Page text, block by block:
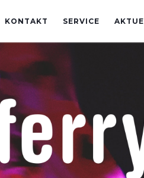
KONTAKT SERVICE